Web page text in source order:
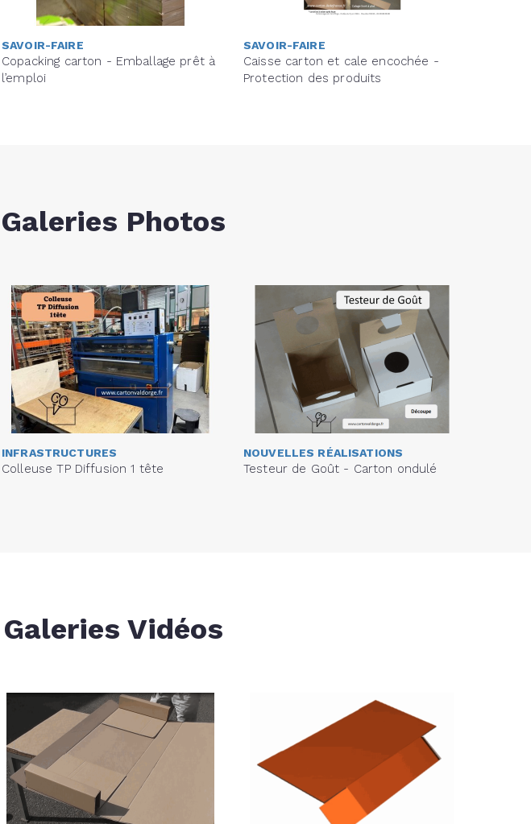
SAVOIR-FAIRE
Copacking carton - Emballage prêt à
l’emploi
SAVOIR-FAIRE
Caisse carton et cale encochée -
Protection des produits
Photos
INFRASTRUCTURES
Colleuse TP Diffusion 1 tête
NOUVELLES RÉALISATIONS
Testeur de Goût - Carton ondulé
Vidéos